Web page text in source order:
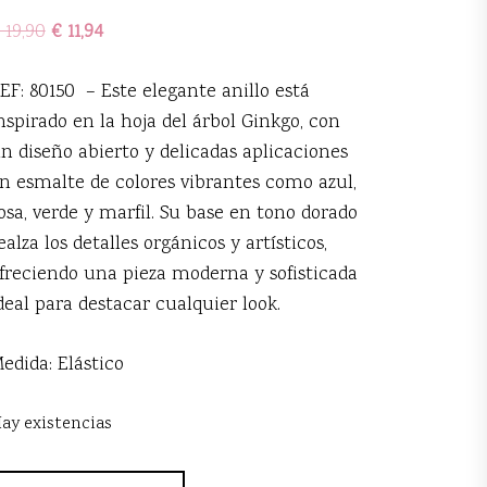
19,90 €11,94
80150 – Este elegante anillo está
en la hoja del árbol Ginkgo, con
diseño abierto y delicadas aplicaciones
esmalte de colores vibrantes como azul,
verde y marfil. Su base en tono dorado
los detalles orgánicos y artísticos,
una pieza moderna y sofisticada
para destacar cualquier look.
Elástico
existencias